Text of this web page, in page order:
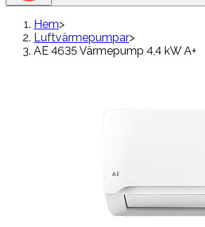
Hem>
Luftvärmepumpar>
AE 4635 Värmepump 4,4 kW A+